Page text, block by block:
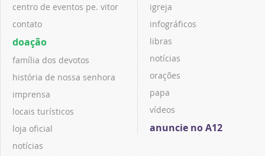
centro de eventos pe. vitor
contato
doação
família dos devotos
história de nossa senhora
imprensa
locais turísticos
loja oficial
notícias
igreja
infográficos
libras
notícias
orações
papa
vídeos
anuncie no A12